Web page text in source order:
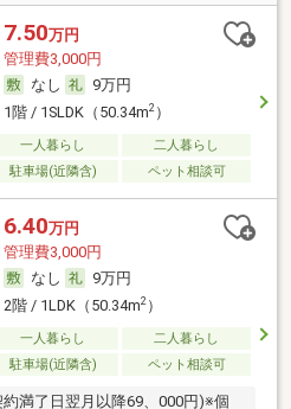
7.50万円
管理費3,000円
なし
9万円
1階 / 1SLDK（50.34m2）
一人暮らし
二人暮らし
駐車場(近隣含) ペット相談可
6.40万円
管理費3,000円
なし
9万円
2階 / 1LDK（50.34m2）
一人暮らし
二人暮らし
駐車場(近隣含) ペット相談可
満了日翌月以降69、000円)※個